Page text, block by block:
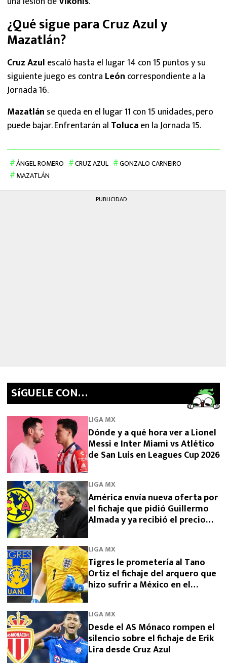
¿Qué sigue para Cruz Azul y
Mazatlán?
Cruz Azul escaló hasta el lugar 14 con 15 puntos y su
siguiente juego es contra León correspondiente a la
Jornada 16.
Mazatlán se queda en el lugar 11 con 15 unidades, pero
puede bajar. Enfrentarán al Tolucaen la Jornada 15.
ÁNGEL ROMERO CRUZ AZUL
GONZALO CARNEIRO
MAZATLÁN
PUBLICIDAD
SíGUELE CON…
LIGA MX
Dónde y a qué hora ver a Lionel
Messi e Inter Miami vs Atlético
de San Luis en Leagues Cup 2026
LIGA MX
América envía nueva oferta por
el fichaje que pidió Guillermo
Almada y ya recibió el precio
LIGA MX
Tigres le prometería al Tano
Ortiz el fichaje del arquero que
hizo sufrir a México en el
LIGA MX
Desde el AS Mónaco rompen el
silencio sobre el fichaje de Erik
Lira desde Cruz Azul